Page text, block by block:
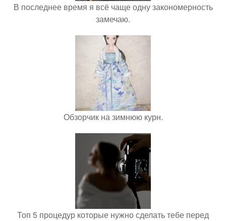
В последнее время я всё чаще одну закономерность
замечаю.
Обзорчик на зимнюю курн.
Топ 5 процедур которые нужно сделать тебе перед